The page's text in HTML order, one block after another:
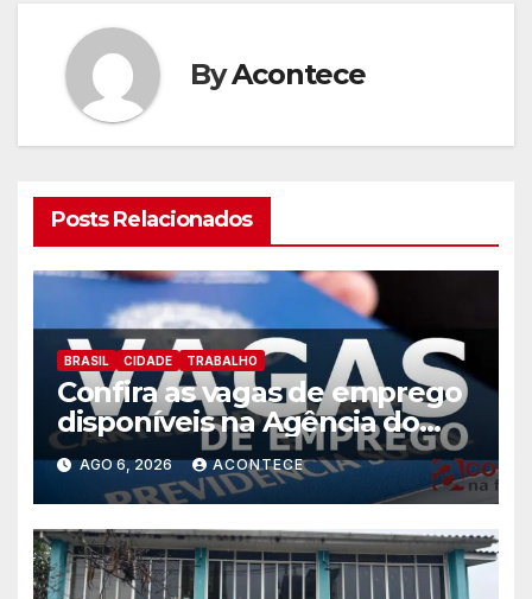
ByAcontece
Posts Relacionados
BRASIL CIDADE TRABALHO
Confira as vagas de emprego
disponíveis na Agência do
Trabalhador
AGO 6, 2026 ACONTECE